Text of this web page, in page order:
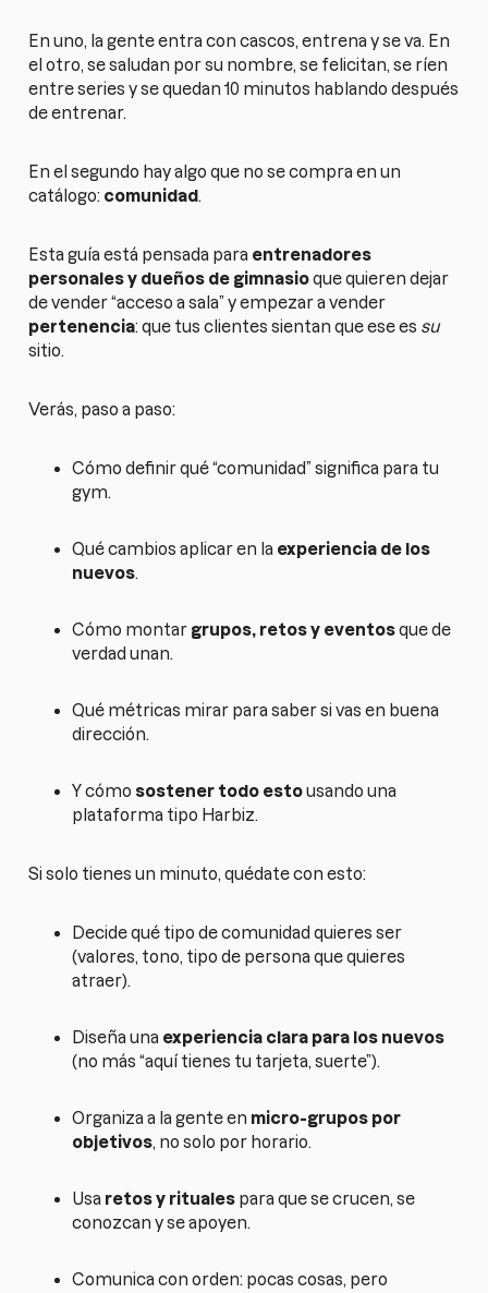
En uno, la gente entra con cascos, entrena y se va. En
el otro, se saludan por su nombre, se felicitan, se ríen
entre series y se quedan 10 minutos hablando después
de entrenar.
En el segundo hay algo que no se compra en un
catálogo: comunidad.
Esta guía está pensada para entrenadores
personales y dueños de gimnasioque quieren dejar
de vender “acceso a sala” y empezar a vender
pertenencia: que tus clientes sientan que ese es su
sitio.
Verás, paso a paso:
Cómo definir qué “comunidad” significa para tu
gym.
Qué cambios aplicar en la experiencia de los
nuevos.
Cómo montar grupos, retos y eventosque de
verdad unan.
Qué métricas mirar para saber si vas en buena
dirección.
Y cómo sostener todo estousando una
plataforma tipo Harbiz.
Si solo tienes un minuto, quédate con esto:
Decide qué tipo de comunidad quieres ser
(valores, tono, tipo de persona que quieres
atraer).
Diseña una experiencia clara para los nuevos
(no más “aquí tienes tu tarjeta, suerte”).
Organiza a la gente en micro-grupos por
objetivos, no solo por horario.
Usa retos y rituales para que se crucen, se
conozcan y se apoyen.
Comunica con orden: pocas cosas, pero